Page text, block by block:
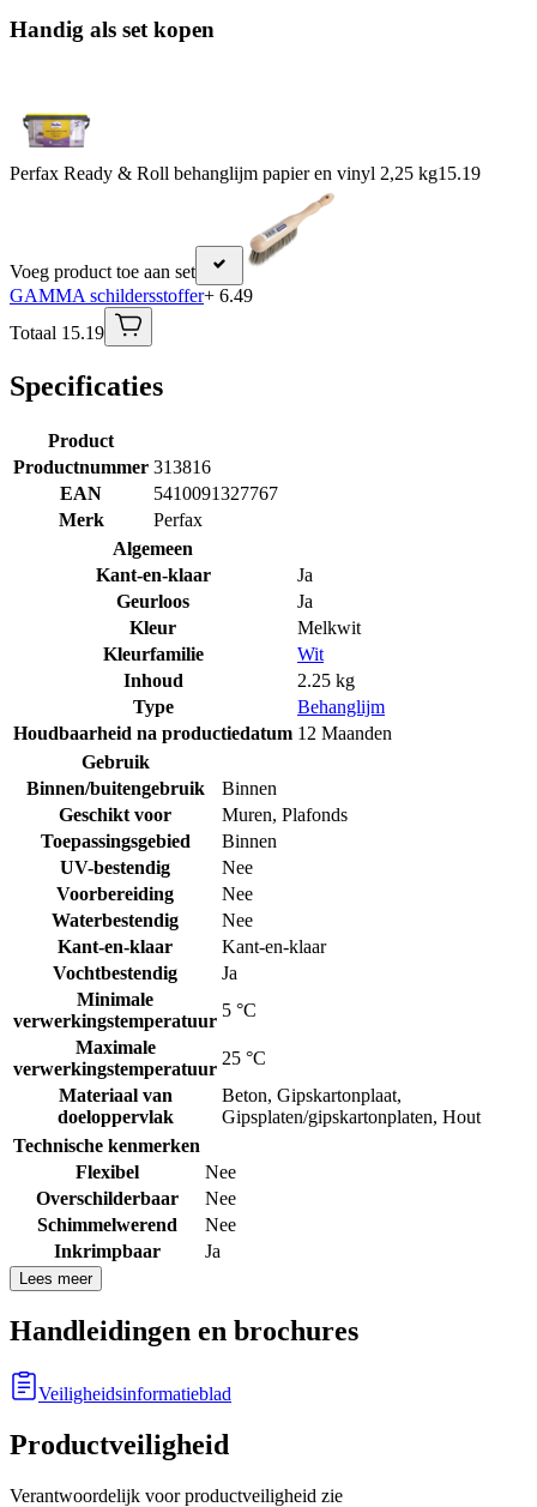
Handig als set kopen
Perfax Ready & Roll behanglijm papier en vinyl 2,25 kg15.19
Voeg product toe aan set
GAMMA schildersstoffer+ 6.49
Totaal 15.19
Specificaties
Product
Productnummer 313816
EAN
5410091327767
Merk
Perfax
Algemeen
Kant-en-klaar
Ja
Geurloos
Ja
Kleur
Melkwit
Kleurfamilie
Wit
Inhoud
2.25 kg
Type
Behanglijm
Houdbaarheid na productiedatum 12 Maanden
Gebruik
Binnen/buitengebruik
Binnen
Geschikt voor
Muren, Plafonds
Toepassingsgebied
Binnen
UV-bestendig
Nee
Voorbereiding
Nee
Waterbestendig
Nee
Kant-en-klaar
Kant-en-klaar
Vochtbestendig
Ja
Minimale
verwerkingstemperatuur
5 °C
Maximale
verwerkingstemperatuur
25 °C
Materiaal van
doeloppervlak
Beton, Gipskartonplaat,
Gipsplaten/gipskartonplaten, Hout
Technische kenmerken
Flexibel
Nee
Overschilderbaar
Nee
Schimmelwerend
Nee
Inkrimpbaar
Ja
Lees meer
Handleidingen en brochures
Veiligheidsinformatieblad
Productveiligheid
Verantwoordelijk voor productveiligheid zie